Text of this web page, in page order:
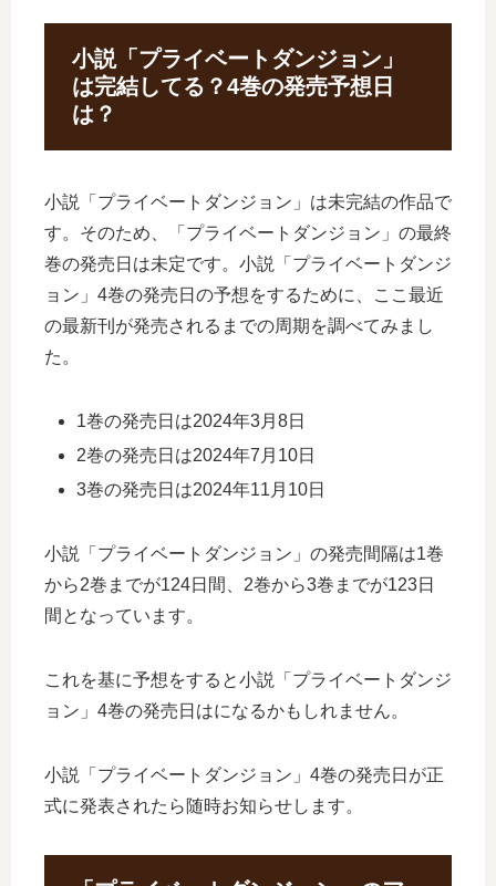
小説「プライベートダンジョン」
は完結してる？4巻の発売予想日
は？
小説「プライベートダンジョン」は未完結の作品で
す。そのため、「プライベートダンジョン」の最終
巻の発売日は未定です。小説「プライベートダンジ
ョン」4巻の発売日の予想をするために、ここ最近
の最新刊が発売されるまでの周期を調べてみまし
た。
1巻の発売日は2024年3月8日
2巻の発売日は2024年7月10日
3巻の発売日は2024年11月10日
小説「プライベートダンジョン」の発売間隔は1巻
から2巻までが124日間、2巻から3巻までが123日
間となっています。
これを基に予想をすると小説「プライベートダンジ
ョン」4巻の発売日はになるかもしれません。
小説「プライベートダンジョン」4巻の発売日が正
式に発表されたら随時お知らせします。